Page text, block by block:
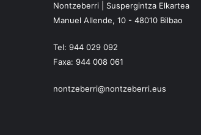
Nontzeberri | Suspergintza Elkartea
Manuel Allende, 10 - 48010 Bilbao
Tel: 944 029 092
Faxa: 944 008 061
nontzeberri@nontzeberri.eus